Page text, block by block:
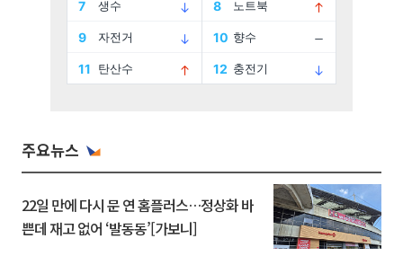
주요뉴스
22일 만에 다시 문 연 홈플러스…정상화 바
쁜데 재고 없어 ‘발동동’[가보니]